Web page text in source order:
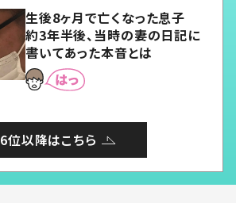
生後8ヶ月で亡くなった息子
約3年半後、当時の妻の日記に
書いてあった本音とは
6位以降はこちら